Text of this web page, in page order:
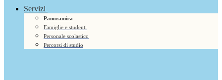
Servizi
Panoramica
Famiglie e studenti
Personale scolastico
Percorsi di studio